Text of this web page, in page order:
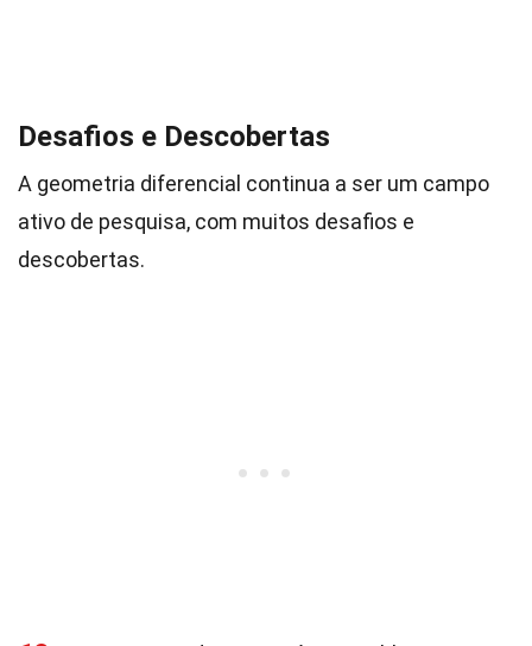
Desafios e Descobertas
A geometria diferencial continua a ser um campo
ativo de pesquisa, com muitos desafios e
descobertas.